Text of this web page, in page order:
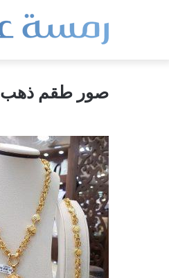
صور طقم ذهب23